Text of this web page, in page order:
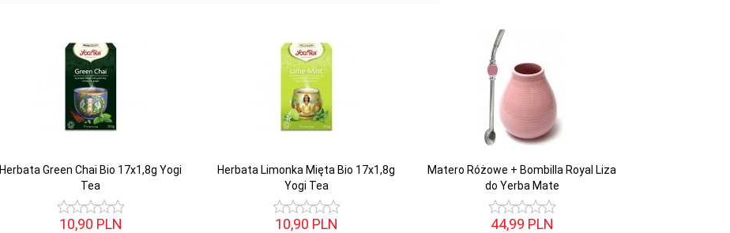
Herbata Green Chai Bio 17x1,8g Yogi
Tea
10,90 PLN
Herbata Limonka Mięta Bio 17x1,8g
Yogi Tea
10,90 PLN
Matero Różowe + Bombilla Royal Liza
do Yerba Mate
44,99 PLN